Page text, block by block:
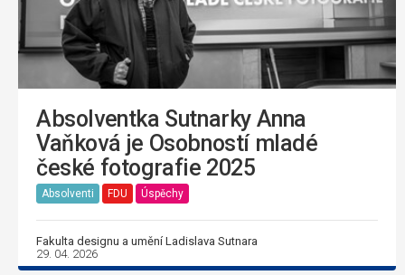
Absolventka Sutnarky Anna
Vaňková je Osobností mladé
české fotografie 2025
Absolventi FDU Úspěchy
Fakulta designu a umění Ladislava Sutnara
29. 04. 2026